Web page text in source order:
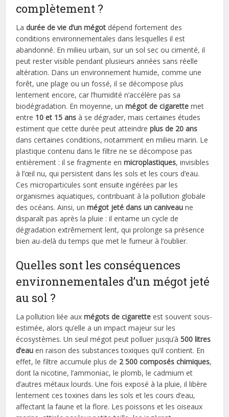
complètement ?
Ladurée de vie d’un mégot dépend fortement des
conditions environnementales dans lesquelles il est
abandonné. En milieu urbain, sur un sol sec ou cimenté, il
peut rester visible pendant plusieurs années sans réelle
altération. Dans un environnement humide, comme une
forêt, une plage ou un fossé, il se décompose plus
lentement encore, car l’humidité n’accélère pas sa
biodégradation. En moyenne, unmégot de cigarette met
entre 10 et 15 ans à se dégrader, mais certaines études
estiment que cette durée peut atteindreplus de 20 ans
dans certaines conditions, notamment en milieu marin. Le
plastique contenu dans le filtre ne se décompose pas
entièrement : il se fragmente enmicroplastiques, invisibles
à l’œil nu, qui persistent dans les sols et les cours d’eau.
Ces microparticules sont ensuite ingérées par les
organismes aquatiques, contribuant à la pollution globale
des océans. Ainsi, unmégot jeté dans un caniveau ne
disparaît pas après la pluie : il entame un cycle de
dégradation extrêmement lent, qui prolonge sa présence
bien au-delà du temps que met le fumeur à l’oublier.
Quelles sont les conséquences
environnementales d’un mégot jeté
au sol ?
La pollution liée auxmégots de cigarette est souvent sous-
estimée, alors qu’elle a un impact majeur sur les
écosystèmes. Un seul mégot peut polluer jusqu’à500 litres
d’eau en raison des substances toxiques qu’il contient. En
effet, le filtre accumule plus de 2 500 composés chimiques,
dont la nicotine, l’ammoniac, le plomb, le cadmium et
d’autres métaux lourds. Une fois exposé à la pluie, il libère
lentement ces toxines dans les sols et les cours d’eau,
affectant la faune et la flore. Les poissons et les oiseaux